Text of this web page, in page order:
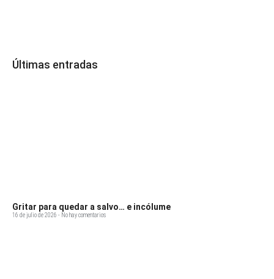
Últimas entradas
Gritar para quedar a salvo… e incólume
16 de julio de 2026 No hay comentarios